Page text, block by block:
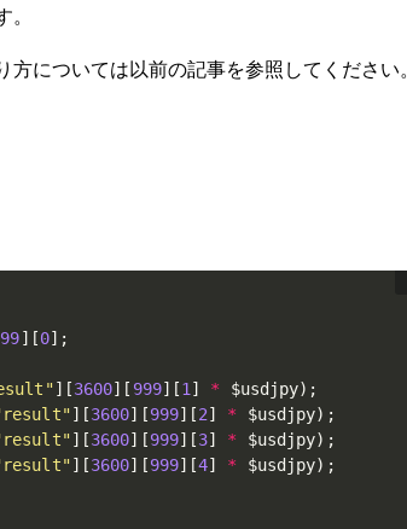
については以前の記事を参照してください。
] [0] ;
] [3600] [ 999] [1 ] * $usdjpy) ;
] [3600] [999] [2] * $usdjpy) ;
] [3600] [999] [3] * $usdjpy) ;
] [3600] [999] [4] * $usdjpy) ;